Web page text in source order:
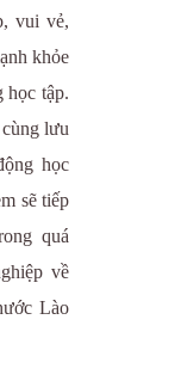
vui vẻ,
khỏe
học tập.
lưu
học
sẽ tiếp
quá
về
Lào